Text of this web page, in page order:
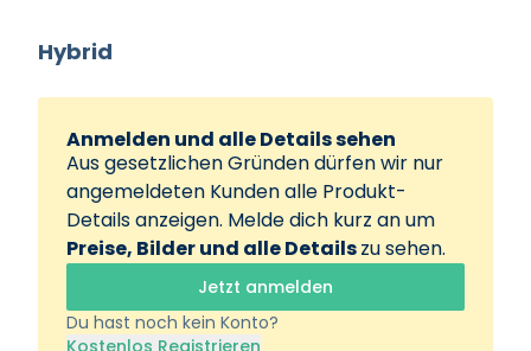
Hybrid
Anmelden und alle Details sehen
Aus gesetzlichen Gründen dürfen wir nur
angemeldeten Kunden alle Produkt-
Details anzeigen. Melde dich kurz an um
Preise, Bilder und alle Detailszu sehen.
Jetzt anmelden
Du hast noch kein Konto?
Kostenlos Registrieren